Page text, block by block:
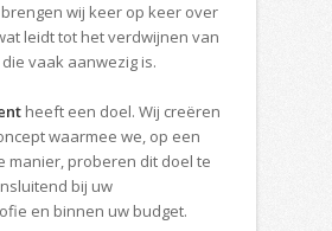
wij keer op keer over
leidt tot het verdwijnen van
vaak aanwezig is.
heeft een doel. Wij creëren
waarmee we, op een
manier, proberen dit doel te
bij uw
en binnen uw budget.